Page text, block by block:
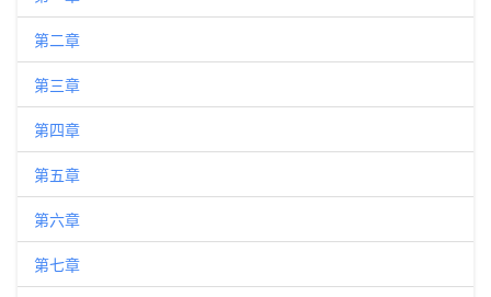
第二章
第三章
第四章
第五章
第六章
第七章